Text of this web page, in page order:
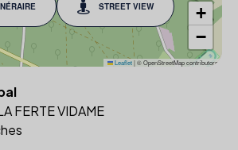
STREET VIEW
+
−
Leaflet|© OpenStreetMap contributors
FERTE VIDAME